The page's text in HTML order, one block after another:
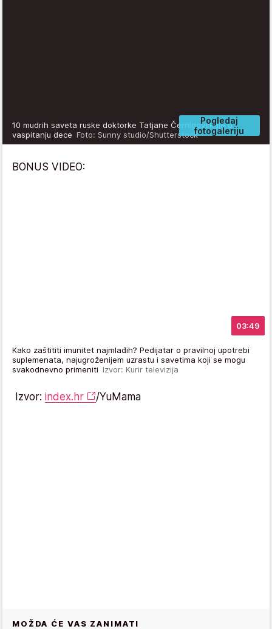
Pogledaj
fotogaleriju
10 mudrih saveta ruske doktorke Tatjane Černigovskaje o
vaspitanju dece Foto: Sunny studio/Shutterstock
BONUS VIDEO:
03:49
Kako zaštititi imunitet najmlađih? Pedijatar o pravilnoj upotrebi
suplemenata, najugroženijem uzrastu i savetima koji se mogu
svakodnevno primeniti Izvor: Kurir televizija
Izvor: index.hr /YuMama
MOŽDA ĆE VAS ZANIMATI